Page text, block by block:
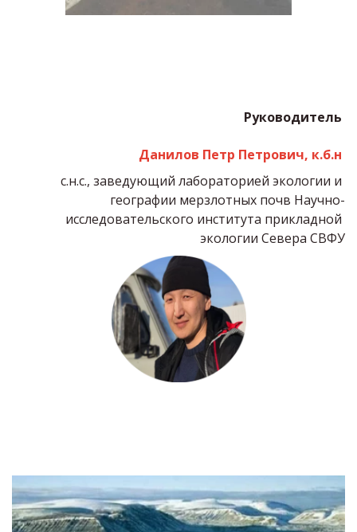
Руководитель
Данилов Петр Петрович, к.б.н
с.н.с., заведующий лабораторией экологии и
географии мерзлотных почв Научно-
исследовательского института прикладной
экологии Севера СВФУ